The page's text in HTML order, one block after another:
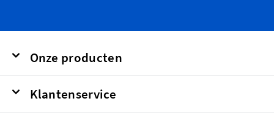
Onze producten
Klantenservice